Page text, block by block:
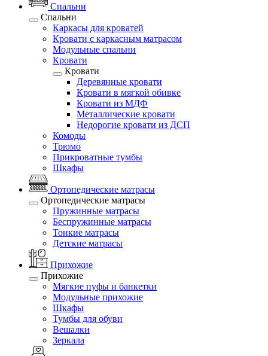
Спальни
Спальни
Каркасы для кроватей
Кровати с каркасным матрасом
Модульные спальни
Кровати
Кровати
Деревянные кровати
Кровати в мягкой обивке
Кровати из МДФ
Металлические кровати
Недорогие кровати из ДСП
Комоды
Трюмо
Прикроватные тумбы
Шкафы
Ортопедические матрасы
Ортопедические матрасы
Пружинные матрасы
Беспружинные матрасы
Тонкие матрасы
Детские матрасы
Прихожие
Прихожие
Мягкие пуфы и банкетки
Модульные прихожие
Шкафы
Тумбы для обуви
Вешалки
Зеркала